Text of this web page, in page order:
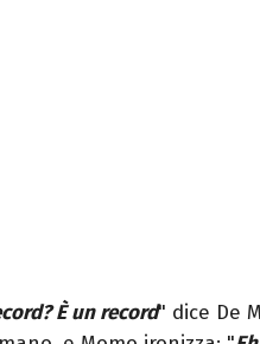
È un record" dice De